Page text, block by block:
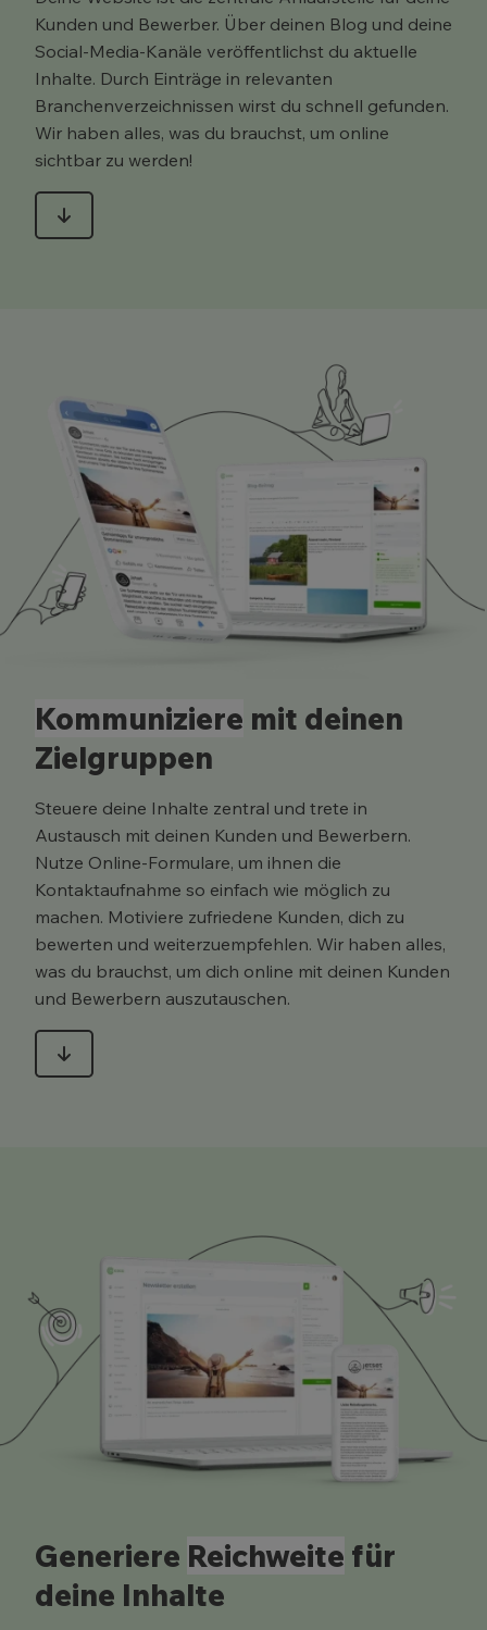
Kunden und Bewerber. Über deinen Blog und deine
Social-Media-Kanäle veröffentlichst du aktuelle
Inhalte. Durch Einträge in relevanten
Branchenverzeichnissen wirst du schnell gefunden.
Wir haben alles, was du brauchst, um online
sichtbar zu werden!
Kommuniziere mit deinen
Zielgruppen
Steuere deine Inhalte zentral und trete in
Austausch mit deinen Kunden und Bewerbern.
Nutze Online-Formulare, um ihnen die
Kontaktaufnahme so einfach wie möglich zu
machen. Motiviere zufriedene Kunden, dich zu
bewerten und weiterzuempfehlen. Wir haben alles,
was du brauchst, um dich online mit deinen Kunden
und Bewerbern auszutauschen.
Generiere Reichweite für
deine Inhalte